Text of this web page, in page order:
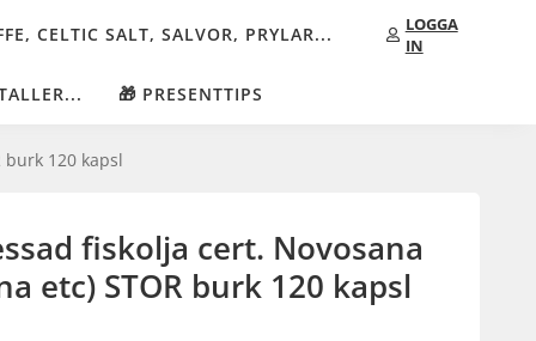
CELTIC SALT, SALVOR, PRYLAR...
🎁 PRESENTTIPS
LOGGA
IN
burk 120 kapsl
fiskolja cert. Novosana
etc) STOR burk 120 kapsl